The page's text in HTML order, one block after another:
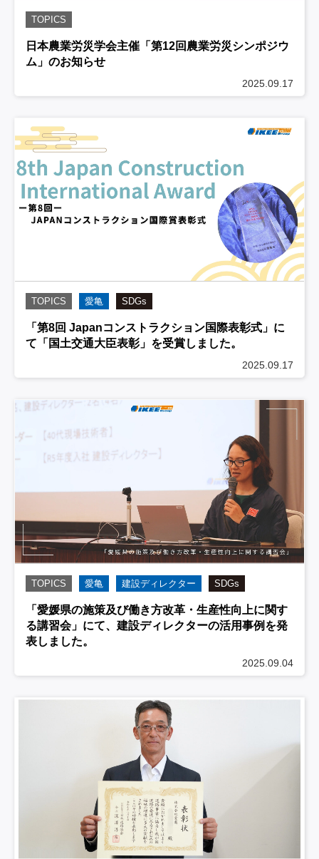
TOPICS
日本農業労災学会主催「第12回農業労災シンポジウ
ム」のお知らせ
2025.09.17
TOPICS 愛亀 SDGs
「第8回 Japanコンストラクション国際表彰式」に
て「国土交通大臣表彰」を受賞しました。
2025.09.17
TOPICS 愛亀 建設ディレクター SDGs
「愛媛県の施策及び働き方改革・生産性向上に関す
る講習会」にて、建設ディレクターの活用事例を発
表しました。
2025.09.04